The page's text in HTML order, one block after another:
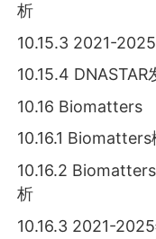
析
10.15.3 2021-
10.15.4 DNASTAR
10.16 Biomatters
10.16.1
10.16.2
析
10.16.3 2021-